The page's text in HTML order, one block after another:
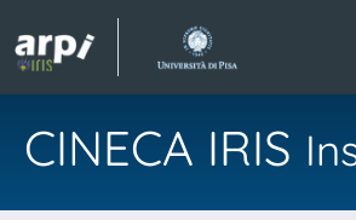
CINECA IRIS